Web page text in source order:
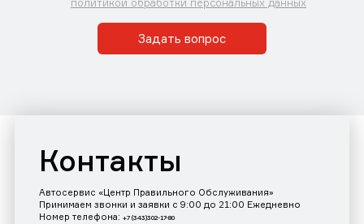
Задать вопрос
Контакты
Автосервис «Центр Правильного Обслуживания»
Принимаем звонки и заявки с 9:00 до 21:00 Ежедневно
Номер телефона: +7 (343)302-17-80